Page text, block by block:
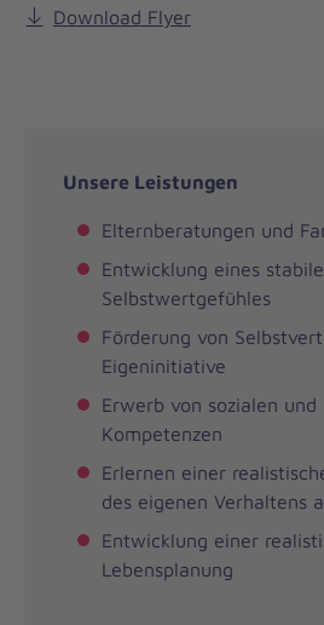
Download Flyer
Unsere Leistungen
Elternberatungen und
Entwicklung eines
Selbstwertgefühles
Förderung von
Eigeninitiative
Erwerb von sozialen
Kompetenzen
Erlernen einer
des eigenen Verhaltens
Entwicklung einer
Lebensplanung